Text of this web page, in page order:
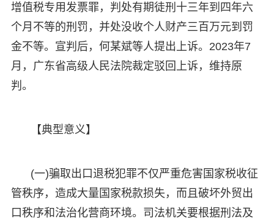
增值税专用发票罪，判处有期徒刑十三年到四年六
个月不等的刑罚，并处没收个人财产三百万元到罚
金不等。宣判后，何某斌等人提出上诉。2023年7
月，广东省高级人民法院裁定驳回上诉，维持原
判。
【典型意义】
(一)骗取出口退税犯罪不仅严重危害国家税收征
管秩序，造成大量国家税款损失，而且破坏外贸出
口秩序和法治化营商环境。司法机关要根据刑法及